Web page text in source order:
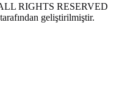
RIGHTS RESERVED
tarafından geliştirilmiştir.